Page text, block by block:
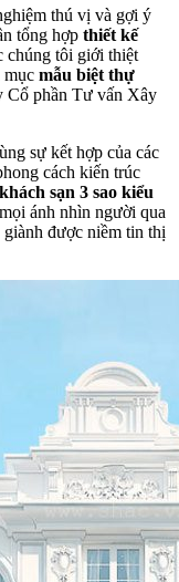
thú vị và gợi ý
tổng hợp thiết kế
chúng tôi giới thiệt
mục mẫu biệt thự
Cổ phần Tư vấn Xây
sự kết hợp của các
cách kiến trúc
khách sạn 3 sao kiểu
ánh nhìn người qua
được niềm tin thị